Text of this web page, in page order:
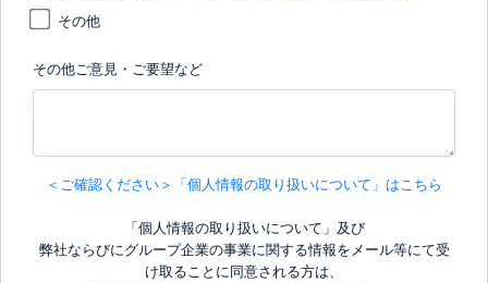
その他
その他ご意見・ご要望など
＜ご確認ください＞「個人情報の取り扱いについて」はこちら
「個人情報の取り扱いについて」及び
弊社ならびにグループ企業の事業に関する情報をメール等にて受
け取ることに同意される方は、